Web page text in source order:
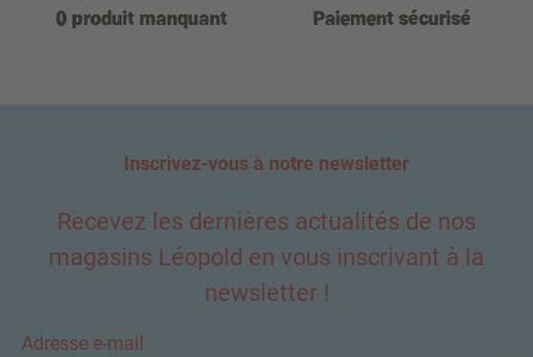
0 produit manquant Paiement sécurisé
Inscrivez-vous à notre newsletter
Recevez les dernières actualités de nos
magasins Léopold en vous inscrivant à la
newsletter !
Adresse e-mail